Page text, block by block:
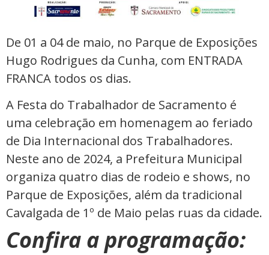
De 01 a 04 de maio, no Parque de Exposições
Hugo Rodrigues da Cunha, com ENTRADA
FRANCA todos os dias.
A Festa do Trabalhador de Sacramento é
uma celebração em homenagem ao feriado
de Dia Internacional dos Trabalhadores.
Neste ano de 2024, a Prefeitura Municipal
organiza quatro dias de rodeio e shows, no
Parque de Exposições, além da tradicional
Cavalgada de 1º de Maio pelas ruas da cidade.
Confira a programação: